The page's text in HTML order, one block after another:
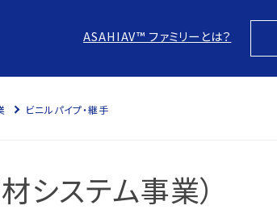
ASAHIAV™ ファミリーとは？
ビニルパイプ・継手
システム事業）